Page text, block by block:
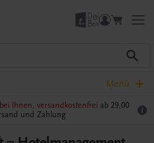
Menü
Ihnen, versandkostenfrei ab 29,00
und Zahlung